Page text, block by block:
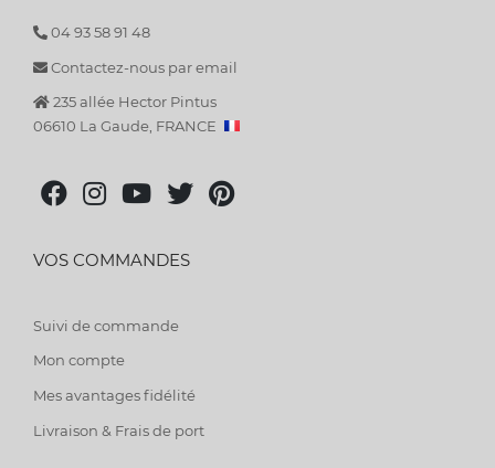
04 93 58 91 48
Contactez-nous par email
235 allée Hector Pintus
06610 La Gaude, FRANCE
VOS COMMANDES
Suivi de commande
Mon compte
Mes avantages fidélité
Livraison & Frais de port